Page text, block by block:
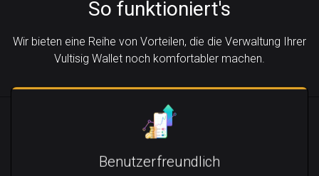
So funktioniert's
Wir bieten eine Reihe von Vorteilen, die die Verwaltung Ihrer
Vultisig Wallet noch komfortabler machen.
Benutzerfreundlich